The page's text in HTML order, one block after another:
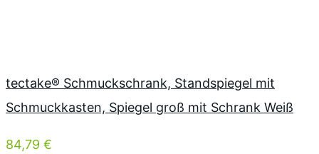
tectake® Schmuckschrank, Standspiegel mit
Schmuckkasten, Spiegel groß mit Schrank Weiß
84,79 €